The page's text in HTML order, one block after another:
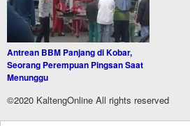
Antrean BBM Panjang di Kobar,
Seorang Perempuan Pingsan Saat
Menunggu
©2020 KaltengOnline All rights reserved